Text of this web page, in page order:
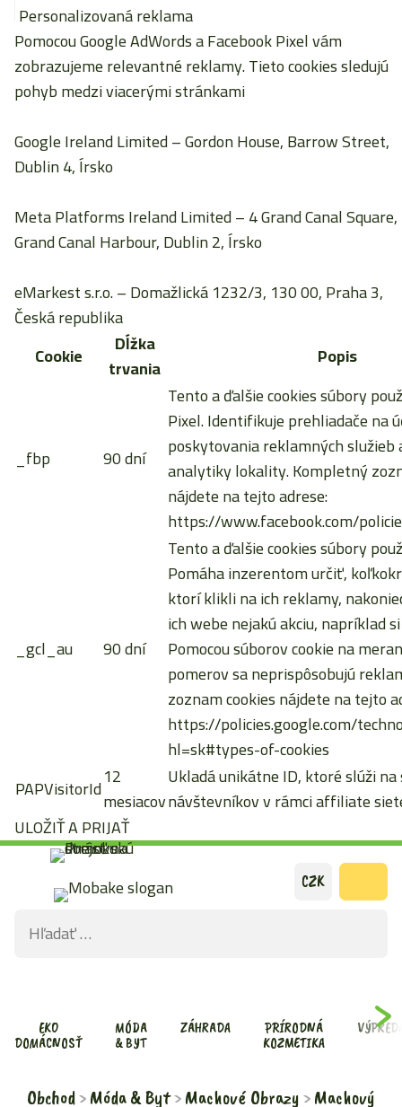
Preskočiť
obsah
EKO
DOMÁCNOSŤ
MÓDA
& BYT
ZÁHRADA
PRÍRODNÁ
KOZMETIKA
Hľadať:
CZK
Obchod Móda & Byt Machové Obrazy Machový
Personalizovaná reklama
Pomocou Google AdWords a Facebook Pixel vám
zobrazujeme relevantné reklamy. Tieto cookies sledujú
pohyb medzi viacerými stránkami
Google Ireland Limited– Gordon House, Barrow Street,
Dublin 4, Írsko
Meta Platforms Ireland Limited– 4 Grand Canal Square,
Grand Canal Harbour, Dublin 2, Írsko
eMarkest s.r.o.– Domažlická 1232/3, 130 00, Praha 3,
Česká republika
Cookie
Dĺžka
trvania
Popis
_fbp 90 dní
Tento a ďalšie cookies súbory
Pixel. Identifikuje prehliadače na
poskytovania reklamných služieb
analytiky lokality. Kompletný
nájdete na tejto adrese:
https://www.facebook.com/
_gcl_au 90 dní
Tento a ďalšie cookies súbory
Pomáha inzerentom určiť,
ktorí klikli na ich reklamy,
ich webe nejakú akciu, napríklad
Pomocou súborov cookie na
pomerov sa neprispôsobujú
zoznam cookies nájdete na tejto
https://policies.google.com/
hl=sk#types-of-cookies
PAPVisitorId12
mesiacov
Ukladá unikátne ID, ktoré slúži
návštevníkov v rámci affiliate
ULOŽIŤ A PRIJAŤ